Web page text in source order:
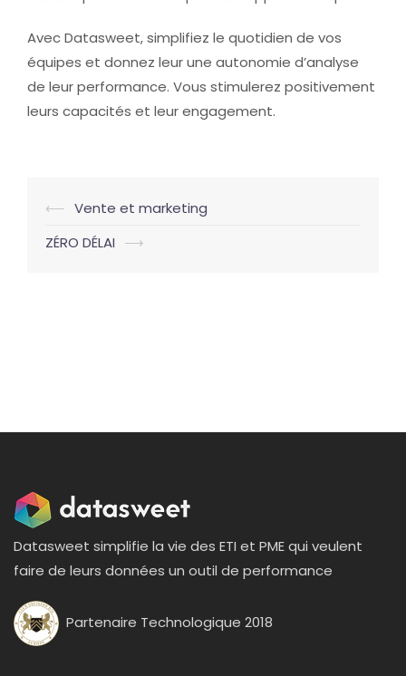
Avec Datasweet, simplifiez le quotidien de vos
équipes et donnez leur une autonomie d’analyse
de leur performance. Vous stimulerez positivement
leurs capacités et leur engagement.
Navigation
d’article
⟵ Vente et marketing
ZÉRO DÉLAI ⟶
Datasweet simplifie la vie des ETI et PME qui veulent
faire de leurs données un outil de performance
Partenaire Technologique 2018